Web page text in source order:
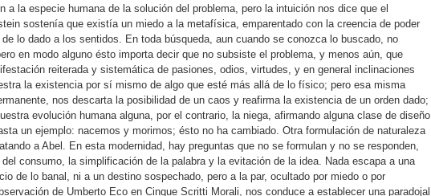
a la especie humana de la solución del problema, pero la intuición nos dice que el
sostenía que existía un miedo a la metafísica, emparentado con la creencia de poder
lo dado a los sentidos. En toda búsqueda, aun cuando se conozca lo buscado, no
en modo alguno ésto importa decir que no subsiste el problema, y menos aún, que
reiterada y sistemática de pasiones, odios, virtudes, y en general inclinaciones
la existencia por sí mismo de algo que esté más allá de lo físico; pero esa misma
nos descarta la posibilidad de un caos y reafirma la existencia de un orden dado;
evolución humana alguna, por el contrario, la niega, afirmando alguna clase de diseño
un ejemplo: nacemos y morimos; ésto no ha cambiado. Otra formulación de naturaleza
a Abel. En esta modernidad, hay preguntas que no se formulan y no se responden,
consumo, la simplificación de la palabra y la evitación de la idea. Nada escapa a una
de lo banal, ni a un destino sospechado, pero a la par, ocultado por miedo o por
de Umberto Eco en Cinque Scritti Morali, nos conduce a establecer una paradojal